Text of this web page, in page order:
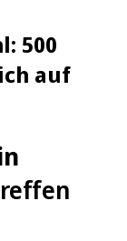
500
auf